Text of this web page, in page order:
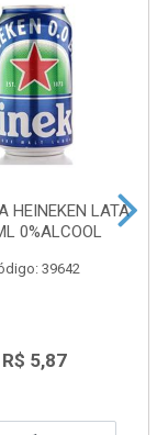
HEINEKEN LATA
0%ALCOOL
39642
R$ 5,87